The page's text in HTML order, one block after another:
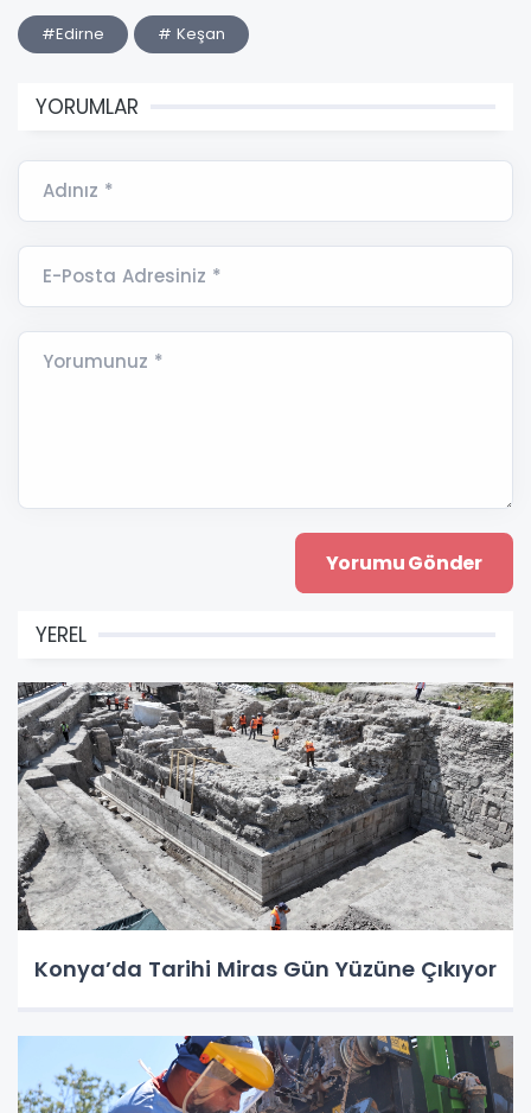
#Edirne # Keşan
YORUMLAR
Adınız *
E-Posta Adresiniz *
Yorumunuz *
YEREL
Konya’da Tarihi Miras Gün Yüzüne Çıkıyor